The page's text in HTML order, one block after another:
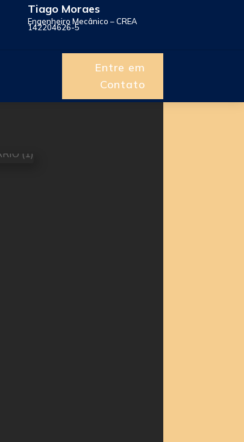
Tiago Moraes
Engenheiro Mecânico – CREA
142204626-5
Entre em
Contato